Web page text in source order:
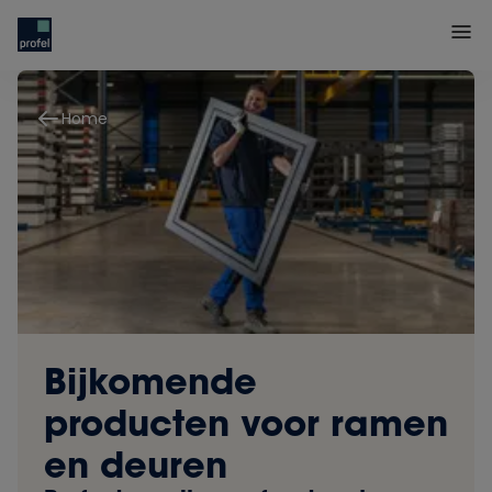
Home
Bijkomende
producten voor ramen
en deuren